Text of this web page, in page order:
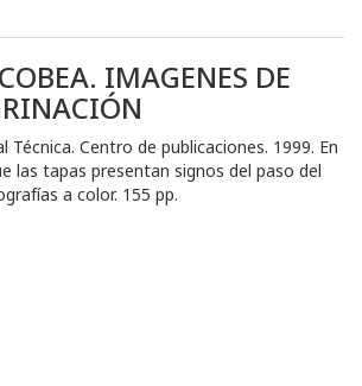
IMAGENES DE
Técnica. Centro de publicaciones. 1999. En
las tapas presentan signos del paso del
a color. 155 pp.